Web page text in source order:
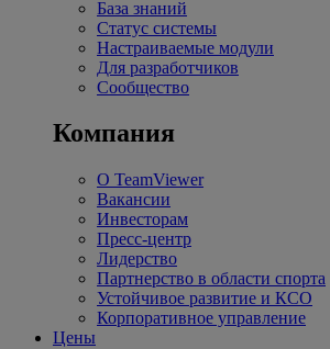
База знаний
Статус системы
Настраиваемые модули
Для разработчиков
Сообщество
Компания
О TeamViewer
Вакансии
Инвесторам
Пресс-центр
Лидерство
Партнерство в области спорта
Устойчивое развитие и КСО
Корпоративное управление
Цены